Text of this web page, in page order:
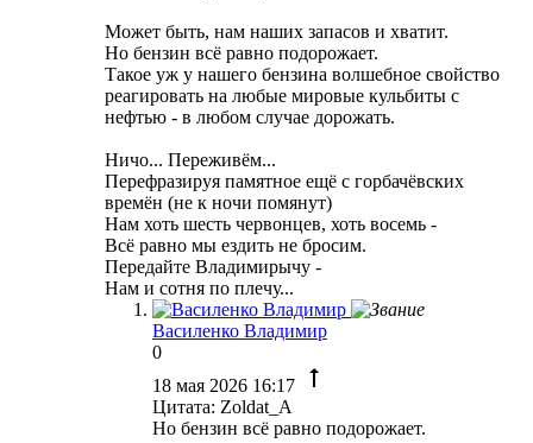
Может быть, нам наших запасов и хватит.
Но бензин всё равно подорожает.
Такое уж у нашего бензина волшебное свойство
реагировать на любые мировые кульбиты с
нефтью - в любом случае дорожать.
Ничо... Переживём...
Перефразируя памятное ещё с горбачёвских
времён (не к ночи помянут)
Нам хоть шесть червонцев, хоть восемь -
Всё равно мы ездить не бросим.
Передайте Владимирычу -
Нам и сотня по плечу...
Василенко Владимир
0
18 мая 2026 16:17
Цитата: Zoldat_A
Но бензин всё равно подорожает.